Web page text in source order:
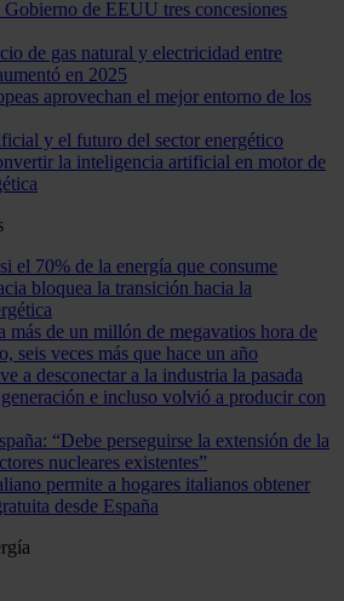
de EEUU tres concesiones
de gas natural y electricidad entre
en 2025
aprovechan el mejor entorno de los
y el futuro del sector energético
la inteligencia artificial en motor de
el 70% de la energía que consume
bloquea la transición hacia la
más de un millón de megavatios hora de
seis veces más que hace un año
a desconectar a la industria la pasada
e incluso volvió a producir con
“Debe perseguirse la extensión de la
nucleares existentes”
permite a hogares italianos obtener
desde España